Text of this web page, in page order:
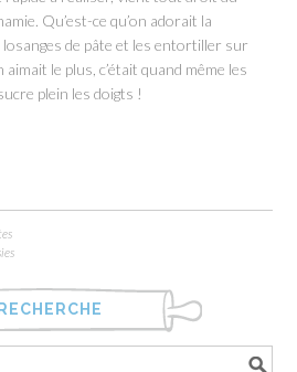
Qu’est-ce qu’on adorait la
de pâte et les entortiller sur
aimait le plus, c’était quand même les
plein les doigts !
RECHERCHE